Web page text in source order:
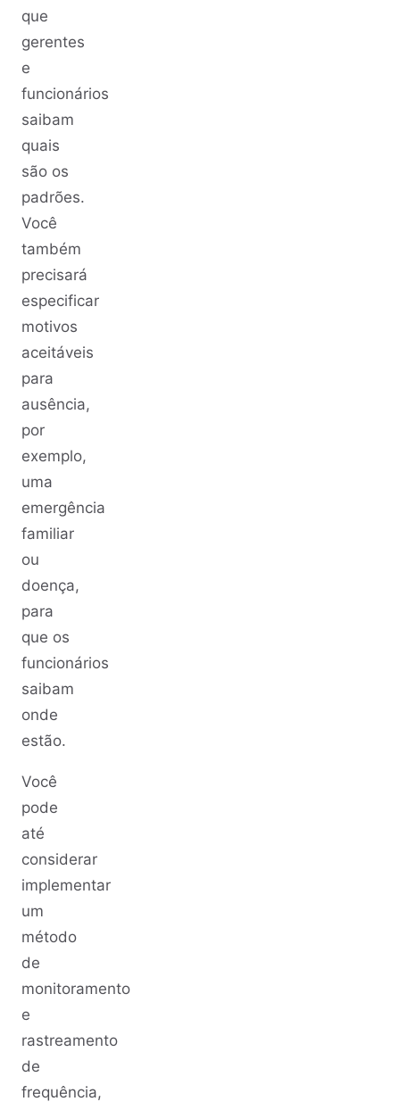
que
gerentes
e
funcionários
saibam
quais
são os
padrões.
Você
também
precisará
especificar
motivos
aceitáveis
para
ausência,
por
exemplo,
uma
emergência
familiar
ou
doença,
para
que os
funcionários
saibam
onde
estão.
Você
pode
até
considerar
implementar
um
método
de
monitoramento
e
rastreamento
de
frequência,